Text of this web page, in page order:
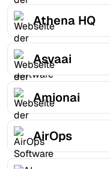
Athena HQ
Asvaai
Amionai
AirOps